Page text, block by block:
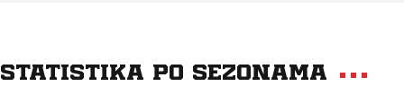
Statistika po sezonama